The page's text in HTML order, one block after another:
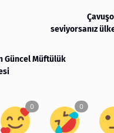
seviyorsanız
Güncel Müftülük